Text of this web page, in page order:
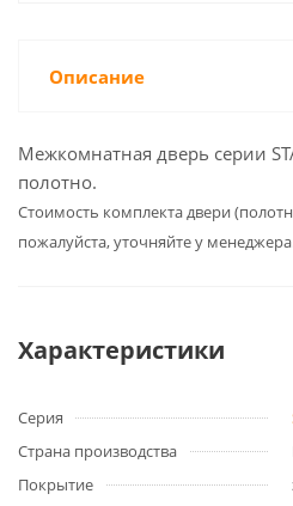
Описание
Межкомнатная дверь серии
полотно.
Cтоимость комплекта двери
пожалуйста, уточняйте у
Характеристики
Серия
Страна производства
Покрытие